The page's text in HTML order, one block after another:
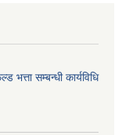
भत्ता सम्बन्धी कार्यविधि